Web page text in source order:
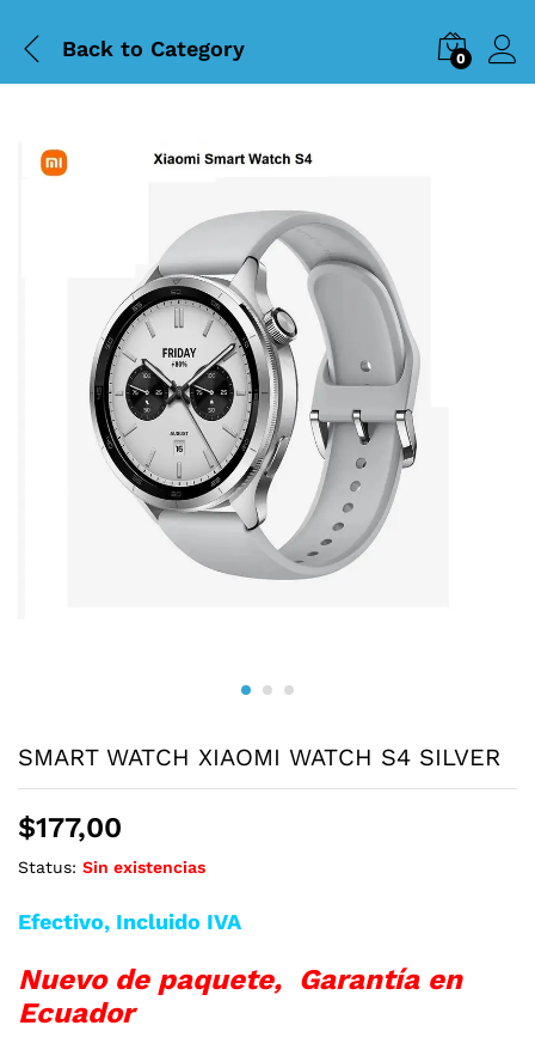
Back to Category 0
SMART WATCH XIAOMI WATCH S4 SILVER
$177,00
Status: Sin existencias
Efectivo, Incluido IVA
Nuevo de paquete, Garantía en
Ecuador